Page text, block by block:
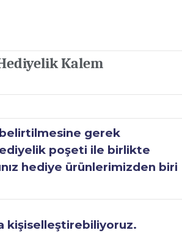
Kalem
gerek
poşeti ile birlikte
hediye ürünlerimizden biri
kişiselleştirebiliyoruz.